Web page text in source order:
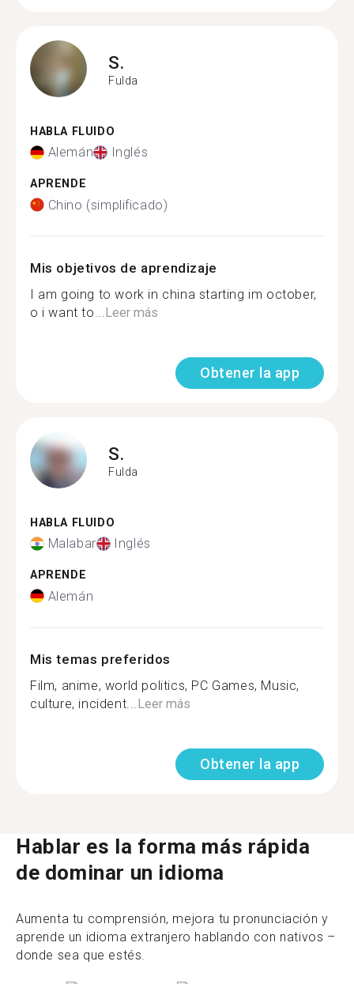
S.
Fulda
HABLA FLUIDO
Alemán Inglés
APRENDE
Chino (simplificado)
Mis objetivos de aprendizaje
I am going to work in china starting im october,
o i want to... Leer más
Obtener la app
S.
Fulda
HABLA FLUIDO
Malabar Inglés
APRENDE
Alemán
Mis temas preferidos
Film, anime, world politics, PC Games, Music,
culture, incident... Leer más
Obtener la app
Hablar es la forma más rápida
de dominar un idioma
Aumenta tu comprensión, mejora tu pronunciación y
aprende un idioma extranjero hablando con nativos –
donde sea que estés.